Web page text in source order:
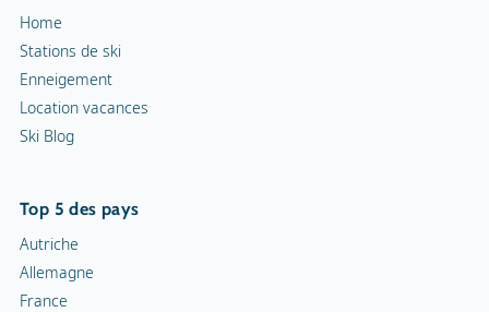
Home
Stations de ski
Enneigement
Location vacances
Ski Blog
Top 5 des pays
Autriche
Allemagne
France